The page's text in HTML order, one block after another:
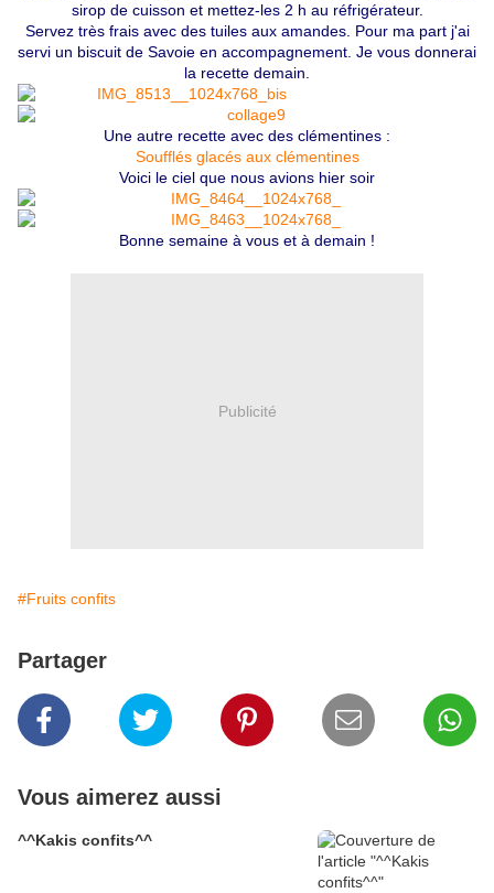
sirop de cuisson et mettez-les 2 h au réfrigérateur.
Servez très frais avec des tuiles aux amandes. Pour ma part j'ai
servi un biscuit de Savoie en accompagnement. Je vous donnerai
la recette demain.
Une autre recette avec des clémentines :
Soufflés glacés aux clémentines
Voici le ciel que nous avions hier soir
Bonne semaine à vous et à demain !
Publicité
#Fruits confits
Partager
Vous aimerez aussi
^^Kakis confits^^